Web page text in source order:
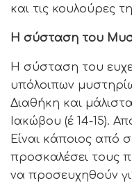
και τις κουλούρες
Η σύσταση του
Η σύσταση του
υπόλοιπων
Διαθήκη και
Ιακώβου (έ 14-15).
Είναι κάποιος
προσκαλέσει τους
να προσευχηθούν